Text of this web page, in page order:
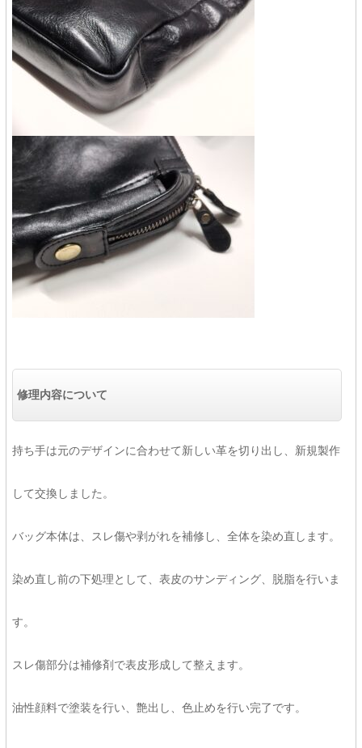
修理内容について
持ち手は元のデザインに合わせて新しい革を切り出し、新規製作
して交換しました。
バッグ本体は、スレ傷や剥がれを補修し、全体を染め直します。
染め直し前の下処理として、表皮のサンディング、脱脂を行いま
す。
スレ傷部分は補修剤で表皮形成して整えます。
油性顔料で塗装を行い、艶出し、色止めを行い完了です。